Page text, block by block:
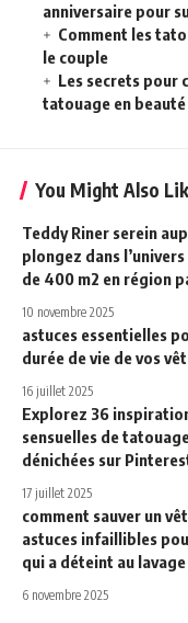
anniversaire pour
Comment les
le couple
Les secrets pour
tatouage en beauté
You Might Also
Teddy Riner serein
plongez dans
de 400 m2 en région
10 novembre 2025
astuces essentielles
durée de vie de vos
16 juillet 2025
Explorez 36
sensuelles de
dénichées sur
17 juillet 2025
comment sauver un
astuces infaillibles
qui a déteint au lavage
6 novembre 2025